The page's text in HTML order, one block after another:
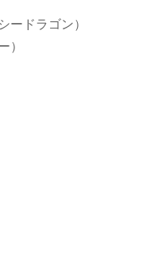
ードラゴン）
）